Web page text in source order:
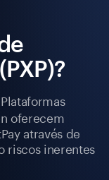
oferecem
através de
riscos inerentes